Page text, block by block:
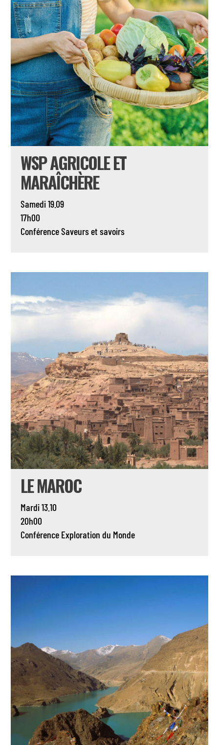
WSP AGRICOLE ET
MARAÎCHÈRE
Samedi 19.09
17h00
ConférenceSaveurs et savoirs
LE MAROC
Mardi 13.10
20h00
Conférence Exploration du Monde